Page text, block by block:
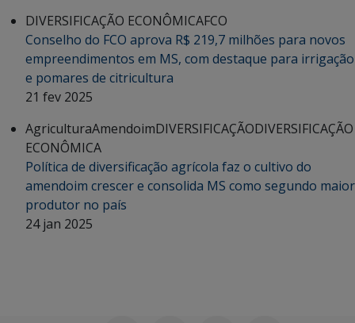
DIVERSIFICAÇÃO ECONÔMICAFCO
Conselho do FCO aprova R$ 219,7 milhões para novos
empreendimentos em MS, com destaque para irrigação
e pomares de citricultura
21 fev 2025
AgriculturaAmendoimDIVERSIFICAÇÃODIVERSIFICAÇÃO
ECONÔMICA
Política de diversificação agrícola faz o cultivo do
amendoim crescer e consolida MS como segundo maior
produtor no país
24 jan 2025